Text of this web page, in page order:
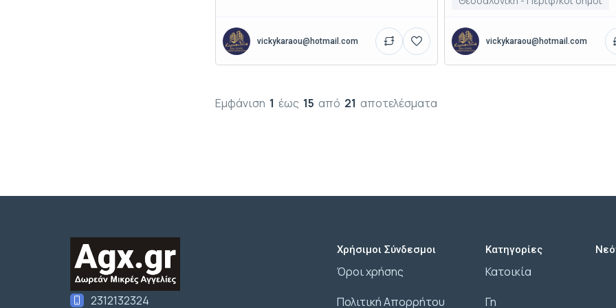
vickykaraou@hotmail.com vickykaraou@hotmail.com
Εμφάνιση 1 έως 15 από 21 αποτελέσματα
2312132324
Χρήσιμοι Σύνδεσμοι
Όροι χρήσης
Πολιτική Απορρήτου
Κατηγορίες
Κατοικία
Γη